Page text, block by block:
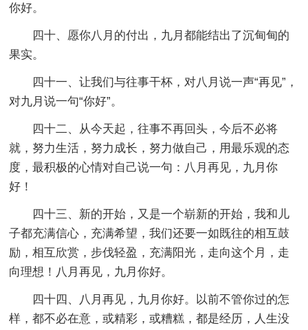
你好。
四十、愿你八月的付出，九月都能结出了沉甸甸的
果实。
四十一、让我们与往事干杯，对八月说一声“再见”，
对九月说一句“你好”。
四十二、从今天起，往事不再回头，今后不必将
就，努力生活，努力成长，努力做自己，用最乐观的态
度，最积极的心情对自己说一句：八月再见，九月你
好！
四十三、新的开始，又是一个崭新的开始，我和儿
子都充满信心，充满希望，我们还要一如既往的相互鼓
励，相互欣赏，步伐轻盈，充满阳光，走向这个月，走
向理想！八月再见，九月你好。
四十四、八月再见，九月你好。以前不管你过的怎
样，都不必在意，或精彩，或糟糕，都是经历，人生没